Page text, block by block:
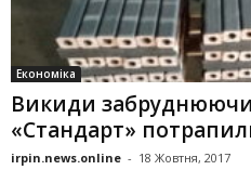
Економіка
Викиди
«Стандарт»
irpin.news.online - 18 Жовтня, 2017